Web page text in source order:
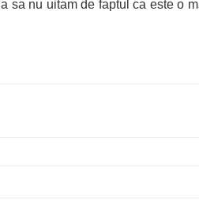
sa nu uitam de faptul ca este o